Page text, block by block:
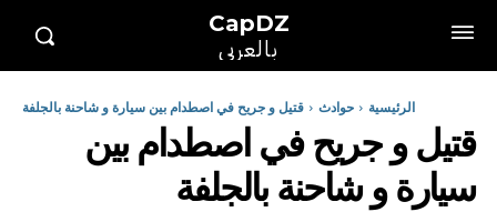
CapDZ
بالعربي
الرئيسية حوادث قتيل و جريح في اصطدام بين سيارة و شاحنة بالجلفة
قتيل و جريح في اصطدام بين
سيارة و شاحنة بالجلفة